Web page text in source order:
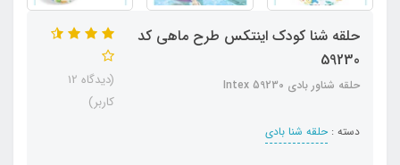
حلقه شنا کودک اینتکس طرح ماهی کد
59230
حلقه شناور بادی Intex 59230
دسته : حلقه شنا بادی
(دیدگاه 12
کاربر)